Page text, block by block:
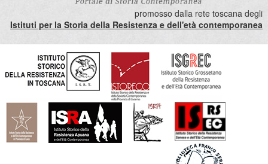
promosso dalla rete toscana degli
Istituti per la Storia della Resistenza e dell'età contemporanea